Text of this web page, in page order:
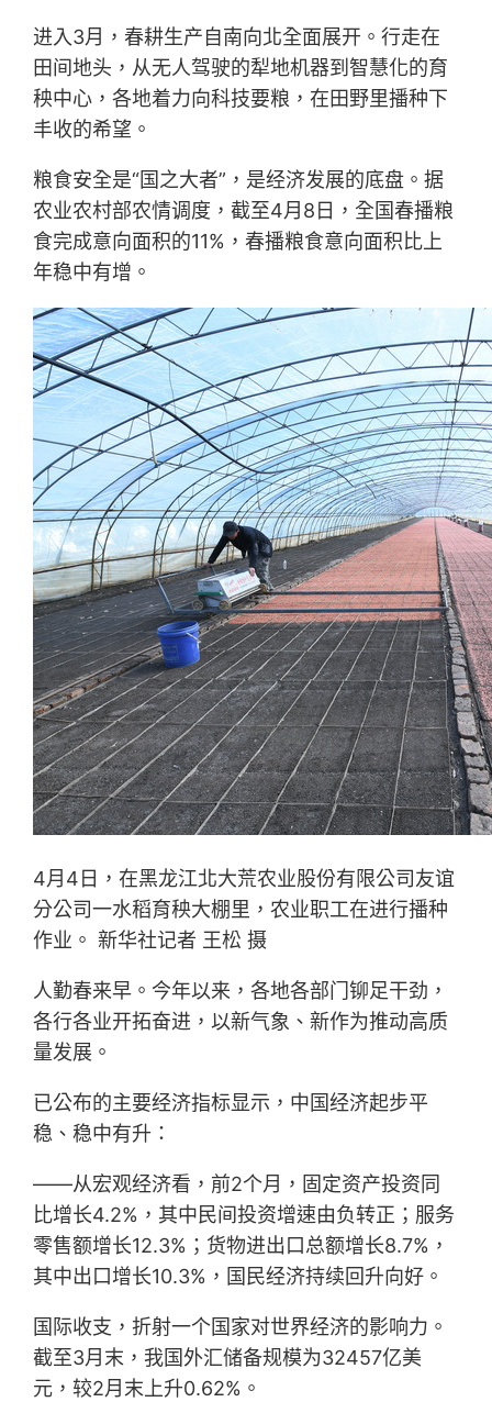
进入3月，春耕生产自南向北全面展开。行走在
田间地头，从无人驾驶的犁地机器到智慧化的育
秧中心，各地着力向科技要粮，在田野里播种下
丰收的希望。
粮食安全是“国之大者”，是经济发展的底盘。据
农业农村部农情调度，截至4月8日，全国春播粮
食完成意向面积的11%，春播粮食意向面积比上
年稳中有增。
4月4日，在黑龙江北大荒农业股份有限公司友谊
分公司一水稻育秧大棚里，农业职工在进行播种
作业。 新华社记者 王松 摄
人勤春来早。今年以来，各地各部门铆足干劲，
各行各业开拓奋进，以新气象、新作为推动高质
量发展。
已公布的主要经济指标显示，中国经济起步平
稳、稳中有升：
——从宏观经济看，前2个月，固定资产投资同
比增长4.2%，其中民间投资增速由负转正；服务
零售额增长12.3%；货物进出口总额增长8.7%，
其中出口增长10.3%，国民经济持续回升向好。
国际收支，折射一个国家对世界经济的影响力。
截至3月末，我国外汇储备规模为32457亿美
元，较2月末上升0.62%。